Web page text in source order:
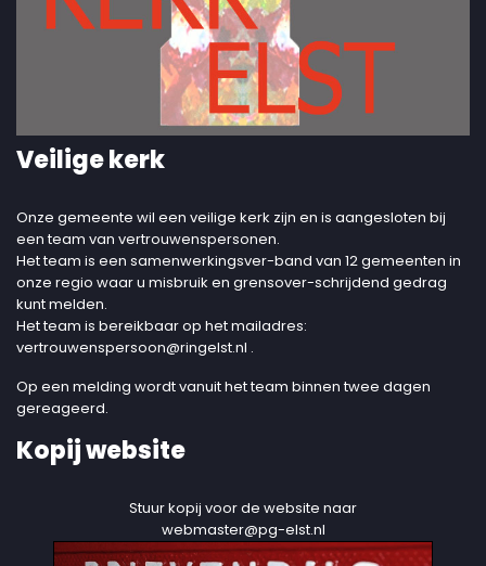
Veilige kerk
Onze gemeente wil een veilige kerk zijn en is aangesloten bij
een team van vertrouwenspersonen.
Het team is een samenwerkingsver-band van 12 gemeenten in
onze regio waar u misbruik en grensover-schrijdend gedrag
kunt melden.
Het team is bereikbaar op het mailadres:
vertrouwenspersoon@ringelst.nl .
Op een melding wordt vanuit het team binnen twee dagen
gereageerd.
Kopij website
Stuur kopij voor de website naar
webmaster@pg-elst.nl